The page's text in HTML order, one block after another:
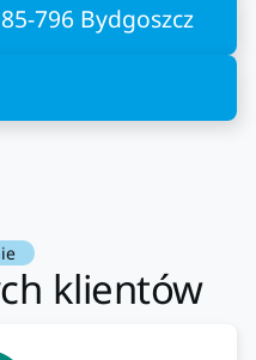
796 Bydgoszcz
klientów